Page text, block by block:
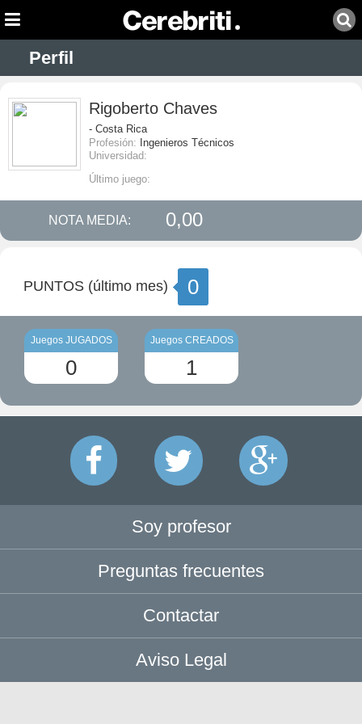
Perfil
Rigoberto Chaves
- Costa Rica
Profesión: Ingenieros Técnicos
Universidad:
Último juego:
NOTA MEDIA: 0,00
PUNTOS (último mes) 0
Juegos JUGADOS
0
Juegos CREADOS
1
Soy profesor
Preguntas frecuentes
Contactar
Aviso Legal